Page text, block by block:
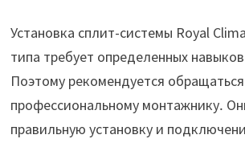
Установка сплит-системы Royal
типа требует определенных
Поэтому рекомендуется
профессиональному монтажнику․
правильную установку и